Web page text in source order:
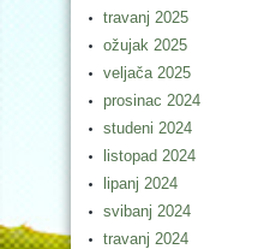
travanj 2025
ožujak 2025
veljača 2025
prosinac 2024
studeni 2024
listopad 2024
lipanj 2024
svibanj 2024
travanj 2024